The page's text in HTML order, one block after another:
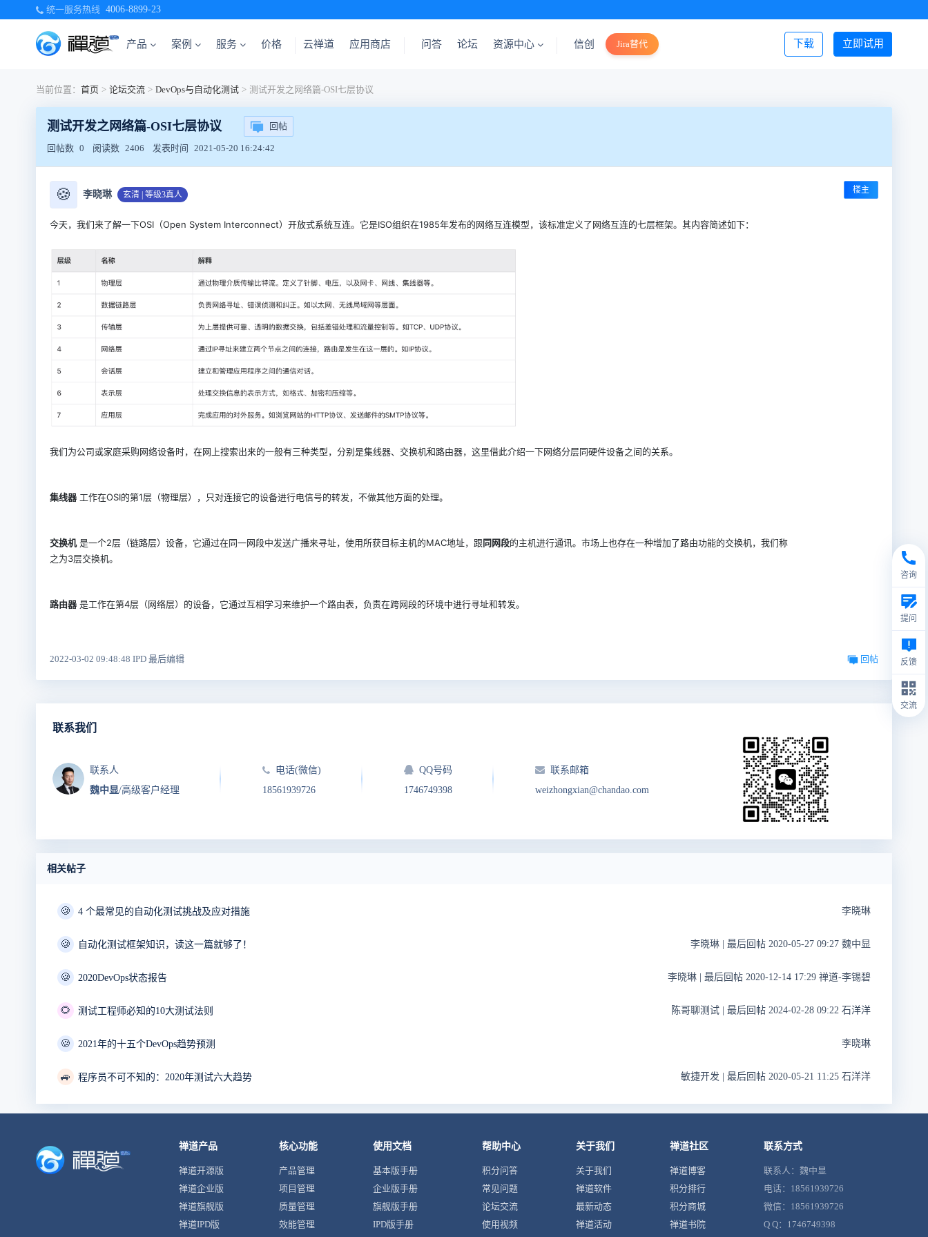
统一服务热线 4006-8899-23
产品 案例 服务 价格 立即试用
下载
云禅道 应用商店 问答 论坛 资源中心 信创 Jira替代 登录/注册
当前位置： 首页 > 论坛交流 > DevOps与自动化测试 > 测试开发之网络篇-OSI七层协议
测试开发之网络篇-OSI七层协议 回帖
回帖数 0 阅读数 2406 发表时间 2021-05-20 16:24:42
🍪 李晓琳 玄清 | 等级3真人 楼主
今天，我们来了解一下OSI（Open System Interconnect）开放式系统互连。它是ISO组织在1985年发布的网络互连模型，该标准定义了网络互连的七层框架。其内容简述如下：
我们为公司或家庭采购网络设备时，在网上搜索出来的一般有三种类型，分别是集线器、交换机和路由器，这里借此介绍一下网络分层同硬件设备之间的关系。
集线器工作在OSI的第1层（物理层），只对连接它的设备进行电信号的转发，不做其他方面的处理。
交换机是一个2层（链路层）设备，它通过在同一网段中发送广播来寻址，使用所获目标主机的MAC地址，跟同网段的主机进行通讯。市场上也存在一种增加了路由功能的交换机，我们称
之为3层交换机。
路由器是工作在第4层（网络层）的设备，它通过互相学习来维护一个路由表，负责在跨网段的环境中进行寻址和转发。
2022-03-02 09:48:48 IPD 最后编辑 回帖
联系我们
联系人
魏中显/高级客户经理
电话(微信)
18561939726
QQ号码
1746749398
联系邮箱
weizhongxian@chandao.com
相关帖子
🍪 4 个最常见的自动化测试挑战及应对措施 李晓琳
🍪 自动化测试框架知识，读这一篇就够了！ 李晓琳 最后回帖 2020-05-27 09:27 魏中显
🍪 2020DevOps状态报告 李晓琳 最后回帖 2020-12-14 17:29 禅道-李锡碧
🌻 测试工程师必知的10大测试法则 陈哥聊测试 最后回帖 2024-02-28 09:22 石洋洋
🍪 2021年的十五个DevOps趋势预测 李晓琳
🚙 程序员不可不知的：2020年测试六大趋势 敏捷开发 最后回帖 2020-05-21 11:25 石洋洋
禅道产品
禅道开源版
禅道企业版
禅道旗舰版
禅道IPD版
核心功能
产品管理
项目管理
质量管理
效能管理
使用文档
基本版手册
企业版手册
旗舰版手册
IPD版手册
帮助中心
积分问答
常见问题
论坛交流
使用视频
关于我们
关于我们
禅道软件
最新动态
禅道活动
禅道社区
禅道博客
积分排行
积分商城
禅道书院
联系方式
联系人：魏中显
电话：18561939726
微信：18561939726
Q Q：1746749398
咨询
提问
反馈
交流